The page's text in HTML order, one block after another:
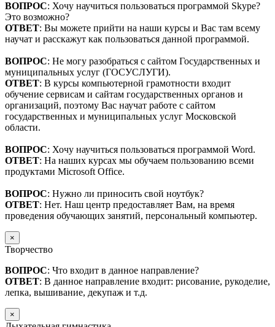
ВОПРОС: Хочу научиться пользоваться программой Skype?
Это возможно?
ОТВЕТ: Вы можете прийти на наши курсы и Вас там всему
научат и расскажут как пользоваться данной программой.
ВОПРОС: Не могу разобраться с сайтом Государственных и
муниципальных услуг (ГОСУСЛУГИ).
ОТВЕТ: В курсы компьютерной грамотности входит
обучение сервисам и сайтам государственных органов и
организаций, поэтому Вас научат работе с сайтом
государственных и муниципальных услуг Московской
области.
ВОПРОС: Хочу научиться пользоваться программой Word.
ОТВЕТ: На наших курсах мы обучаем пользованию всеми
продуктами Microsoft Office.
ВОПРОС: Нужно ли приносить свой ноутбук?
ОТВЕТ: Нет. Наш центр предоставляет Вам, на время
проведения обучающих занятий, персональный компьютер.
×
Творчество
ВОПРОС: Что входит в данное направление?
ОТВЕТ: В данное направление входит: рисование, рукоделие,
лепка, вышивание, декупаж и т.д.
×